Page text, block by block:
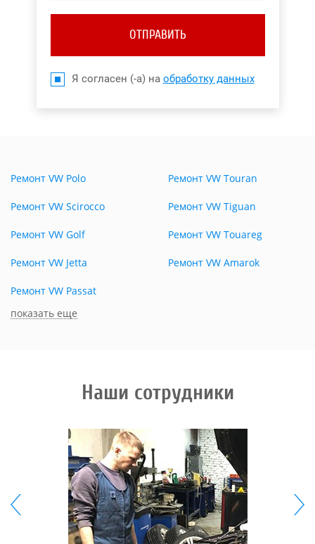
ОТПРАВИТЬ
Я согласен (-а) на обработку данных
Ремонт VW Polo
Ремонт VW Scirocco
Ремонт VW Golf
Ремонт VW Jetta
Ремонт VW Passat
Ремонт VW Touran
Ремонт VW Tiguan
Ремонт VW Touareg
Ремонт VW Amarok
показать еще
Наши сотрудники